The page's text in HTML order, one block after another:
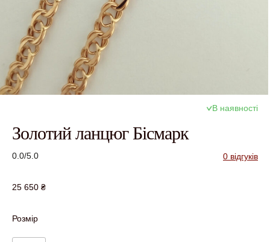
В наявності
Золотий ланцюг Бісмарк
0.0/5.0 0 відгуків
25 650 ₴
Розмір